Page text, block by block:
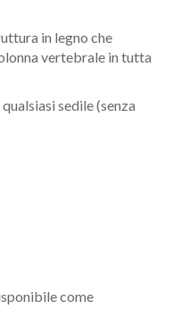
in legno che
vertebrale in tutta
sedile (senza
come